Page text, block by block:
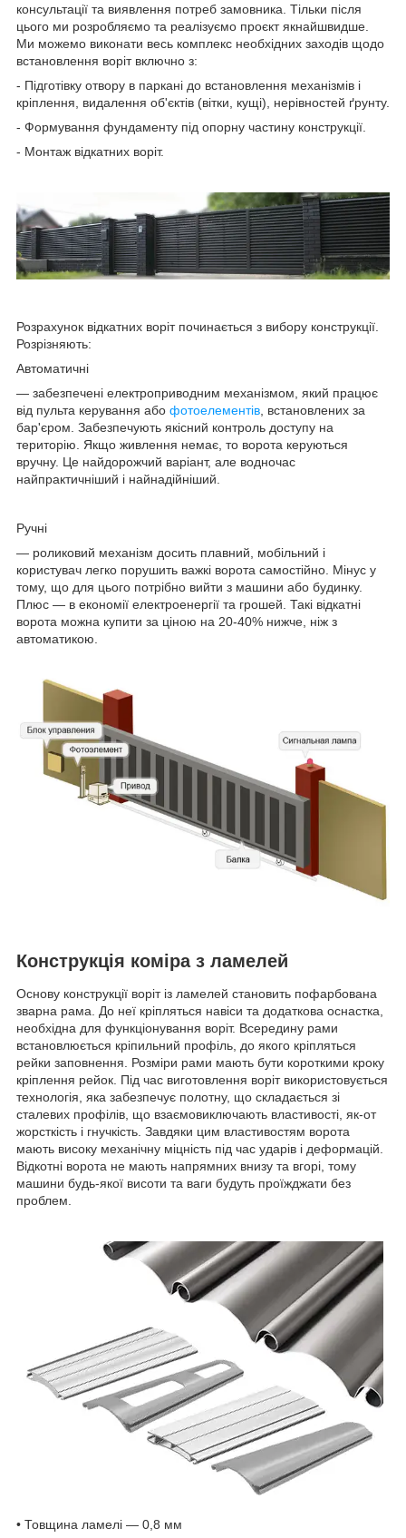
консультації та виявлення потреб замовника. Тільки після
цього ми розробляємо та реалізуємо проєкт якнайшвидше.
Ми можемо виконати весь комплекс необхідних заходів щодо
встановлення воріт включно з:
- Підготівку отвору в паркані до встановлення механізмів і
кріплення, видалення об'єктів (вітки, кущі), нерівностей ґрунту.
- Формування фундаменту під опорну частину конструкції.
- Монтаж відкатних воріт.
Розрахунок відкатних воріт починається з вибору конструкції.
Розрізняють:
Автоматичні
— забезпечені електроприводним механізмом, який працює
від пульта керування або фотоелементів , встановлених за
бар'єром. Забезпечують якісний контроль доступу на
територію. Якщо живлення немає, то ворота керуються
вручну. Це найдорожчий варіант, але водночас
найпрактичніший і найнадійніший.
Ручні
— роликовий механізм досить плавний, мобільний і
користувач легко порушить важкі ворота самостійно. Мінус у
тому, що для цього потрібно вийти з машини або будинку.
Плюс — в економії електроенергії та грошей. Такі відкатні
ворота можна купити за ціною на 20-40% нижче, ніж з
автоматикою.
Конструкція коміра з ламелей
Основу конструкції воріт із ламелей становить пофарбована
зварна рама. До неї кріпляться навіси та додаткова оснастка,
необхідна для функціонування воріт. Всередину рами
встановлюється кріпильний профіль, до якого кріпляться
рейки заповнення. Розміри рами мають бути короткими кроку
кріплення рейок. Під час виготовлення воріт використовується
технологія, яка забезпечує полотну, що складається зі
сталевих профілів, що взаємовиключають властивості, як-от
жорсткість і гнучкість. Завдяки цим властивостям ворота
мають високу механічну міцність під час ударів і деформацій.
Відкотні ворота не мають напрямних внизу та вгорі, тому
машини будь-якої висоти та ваги будуть проїжджати без
проблем.
• Товщина ламелі — 0,8 мм